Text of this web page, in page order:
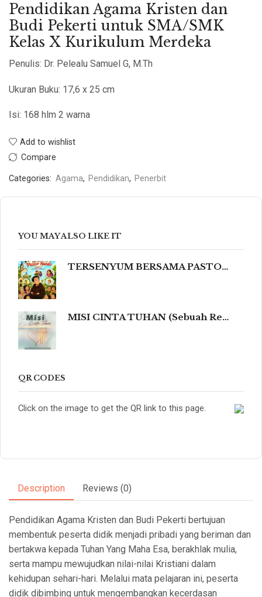
Pendidikan Agama Kristen dan
Budi Pekerti untuk SMA/SMK
Kelas X Kurikulum Merdeka
Penulis: Dr. Pelealu Samuel G, M.Th
Ukuran Buku: 17,6 x 25 cm
Isi: 168 hlm 2 warna
Add to wishlist
Compare
Categories: Agama, Pendidikan, Penerbit
YOU MAY ALSO LIKE IT
TERSENYUM BERSAMA PASTOR NANDO 80 Humor Ringan tentang Iman, Kehidupan, dan Kemanusiaan
MISI CINTA TUHAN (Sebuah Refleksi Teologis dalam Cahaya Kidung Agung, Magisterium Gereja, dan Tradisi Katolik yang Mengalir dalam Keindahan Budaya serta Spiritualitas Mendalam yang Menyentuh dan Meneguhkan Hati Beriman.)
QR CODES
Click on the image to get the QR link to this page.
Description Reviews (0)
Pendidikan Agama Kristen dan Budi Pekerti bertujuan
membentuk peserta didik menjadi pribadi yang beriman dan
bertakwa kepada Tuhan Yang Maha Esa, berakhlak mulia,
serta mampu mewujudkan nilai-nilai Kristiani dalam
kehidupan sehari-hari. Melalui mata pelajaran ini, peserta
didik dibimbing untuk mengembangkan kecerdasan